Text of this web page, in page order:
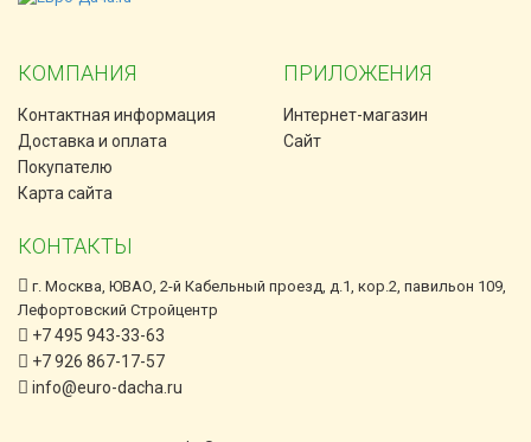
КОМПАНИЯ
Контактная информация
Доставка и оплата
Покупателю
Карта сайта
ПРИЛОЖЕНИЯ
Интернет-магазин
Сайт
КОНТАКТЫ
г. Москва, ЮВАО, 2-й Кабельный проезд, д.1, кор.2, павильон 109,
Лефортовский Стройцентр
+7 495 943-33-63
+7 926 867-17-57
info@euro-dacha.ru